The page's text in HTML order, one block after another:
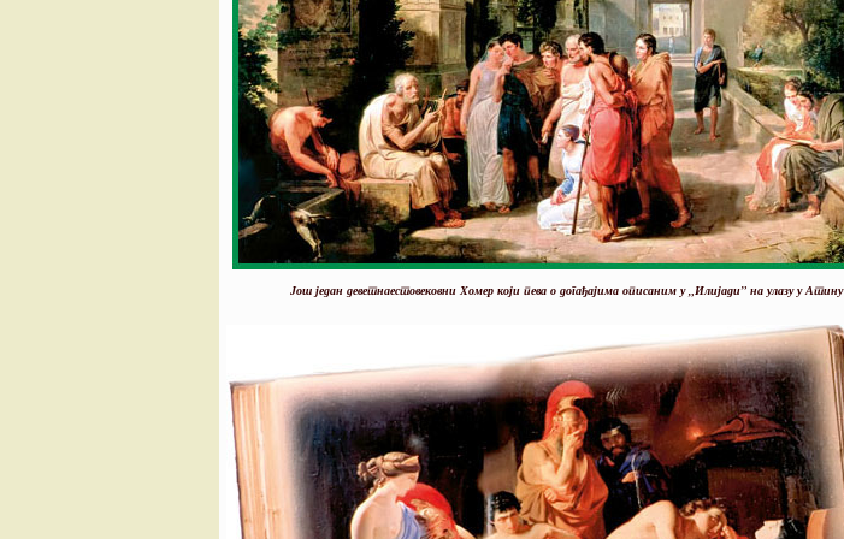
Још један деветнаестовековни Хомер који пева о догађајима описаним у „Илијади” на улазу у Атину